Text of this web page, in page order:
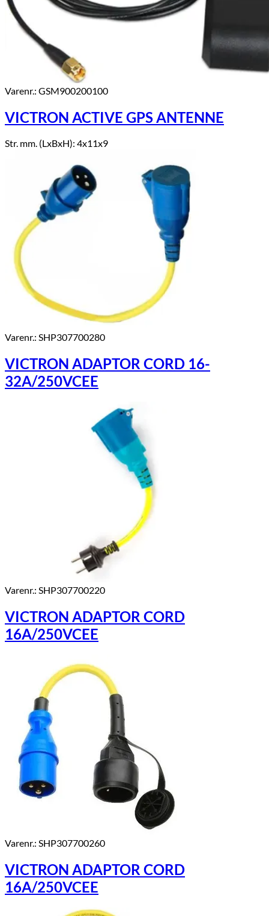
Varenr.: GSM900200100
VICTRON ACTIVE GPS ANTENNE
Str. mm. (LxBxH): 4x11x9
Varenr.: SHP307700280
VICTRON ADAPTOR CORD 16-
32A/250VCEE
Varenr.: SHP307700220
VICTRON ADAPTOR CORD
16A/250VCEE
Varenr.: SHP307700260
VICTRON ADAPTOR CORD
16A/250VCEE